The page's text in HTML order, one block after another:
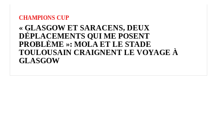
CHAMPIONS CUP
« GLASGOW ET SARACENS, DEUX
DÉPLACEMENTS QUI ME POSENT
PROBLÈME »: MOLA ET LE STADE
TOULOUSAIN CRAIGNENT LE VOYAGE À
GLASGOW